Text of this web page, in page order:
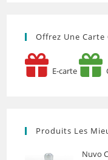
Offrez Une Carte
E-carte
Produits Les
Nuvo